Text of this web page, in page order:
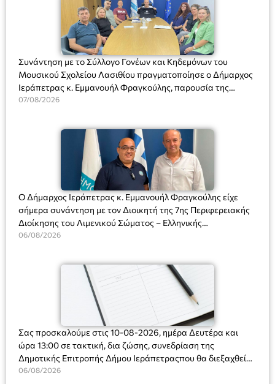
Συνάντηση με το Σύλλογο Γονέων και Κηδεμόνων του
Μουσικού Σχολείου Λασιθίου πραγματοποίησε ο Δήμαρχος
Ιεράπετρας κ. Εμμανουήλ Φραγκούλης, παρουσία της
Διευθύντριας του σχολείου κας Μαριάννας Χαΐτα.
07/08/2026
Ο Δήμαρχος Ιεράπετρας κ. Εμμανουήλ Φραγκούλης είχε
σήμερα συνάντηση με τον Διοικητή της 7ης Περιφερειακής
Διοίκησης του Λιμενικού Σώματος – Ελληνικής
Ακτοφυλακής (Λ.Σ.-ΕΛ.ΑΚΤ.), Αρχιπλοίαρχο Λ.Σ. κ. Ιωάννη
06/08/2026
Σας προσκαλούμε στις 10-08-2026, ημέρα Δευτέρα και
ώρα 13:00 σε τακτική, δια ζώσης, συνεδρίαση της
Δημοτικής Επιτροπής Δήμου Ιεράπετραςπου θα διεξαχθεί
στο Δημοτικό Κατάστημα, Δημοκρατίας 31 στην αίθουσα
06/08/2026